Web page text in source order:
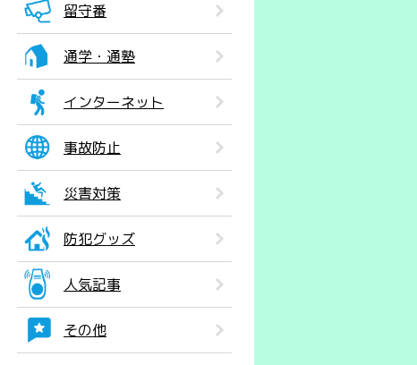
留守番
通学・通塾
インターネット
事故防止
災害対策
防犯グッズ
人気記事
その他